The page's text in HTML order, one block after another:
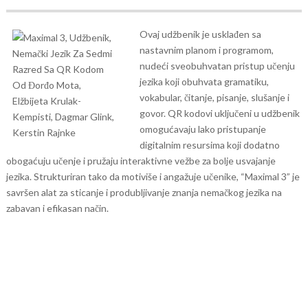
Ovaj udžbenik je usklađen sa
nastavnim planom i programom,
nudeći sveobuhvatan pristup učenju
jezika koji obuhvata gramatiku,
vokabular, čitanje, pisanje, slušanje i
govor. QR kodovi uključeni u udžbenik
omogućavaju lako pristupanje
digitalnim resursima koji dodatno
obogaćuju učenje i pružaju interaktivne vežbe za bolje usvajanje
jezika. Strukturiran tako da motiviše i angažuje učenike, “Maximal 3” je
savršen alat za sticanje i produbljivanje znanja nemačkog jezika na
zabavan i efikasan način.